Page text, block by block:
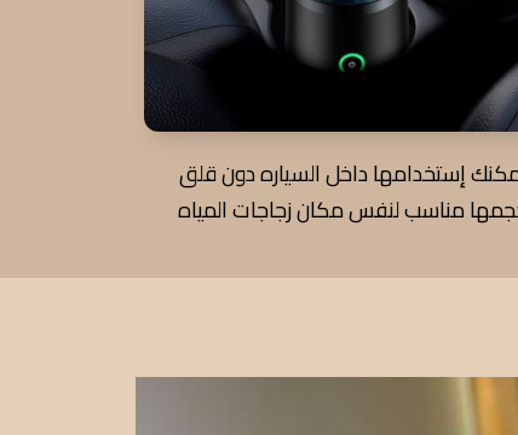
إستخدامها داخل السياره دون قلق
مناسب لنفس مكان زجاجات المياه